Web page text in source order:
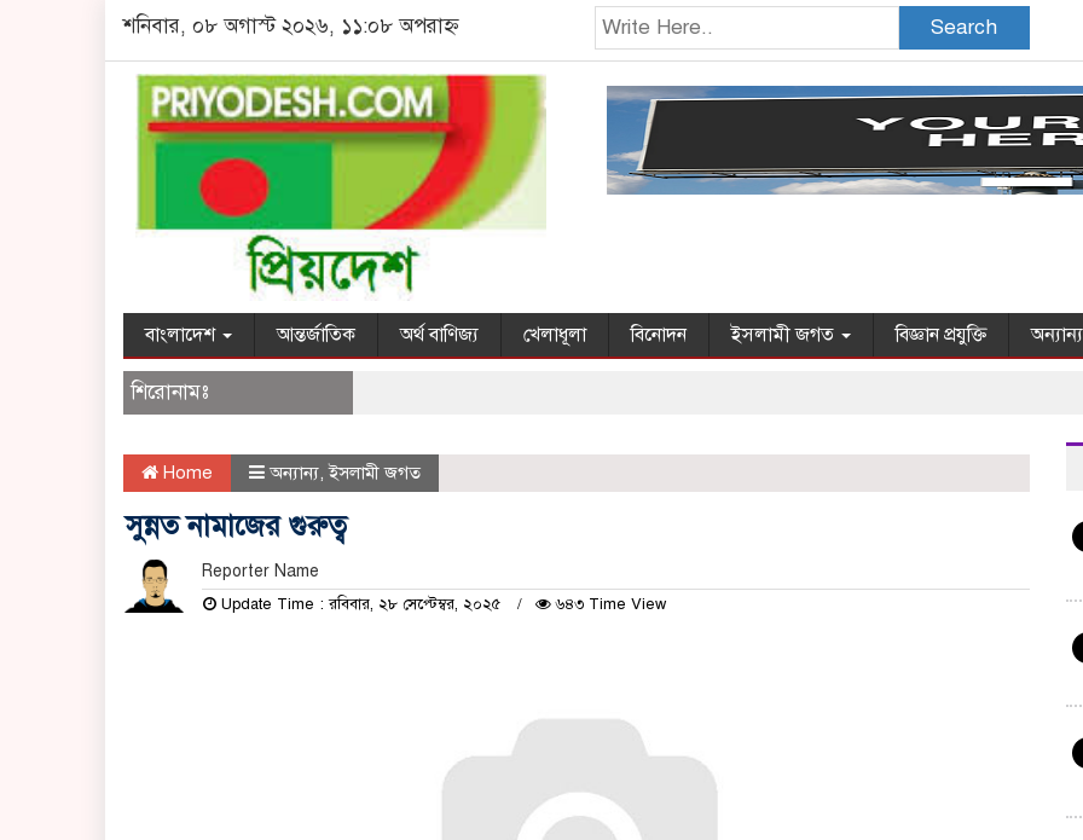
শনিবার, ০৮ অগাস্ট ২০২৬, ১১:০৮ অপরাহ্ন Search
বাংলাদেশ আন্তর্জাতিক অর্থ বাণিজ্য খেলাধূলা বিনোদন ইসলামী জগত বিজ্ঞান প্রযুক্তি অন্যান্য
শিরোনামঃ
Home অন্যান্য,ইসলামী জগত
সুন্নত নামাজের গুরুত্ব
Reporter Name
Update Time : রবিবার, ২৮ সেপ্টেম্বর, ২০২৫ ৬৪৩ Time View